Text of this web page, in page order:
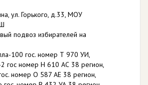
ул. Горького, д.33, МОУ
подвоз избирателей на
100 гос. номер Т 970 УИ,
гос номер Н 610 АС 38 регион,
номер О 587 АЕ 38 регион,